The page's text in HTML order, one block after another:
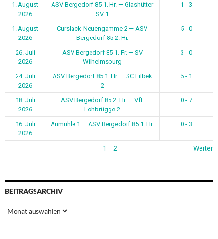
1. August
2026
ASV Bergedorf 85 1. Hr. — Glashütter
SV 1
1 - 3
1. August
2026
Curslack-Neuengamme 2 — ASV
Bergedorf 85 2. Hr.
5 - 0
26. Juli
2026
ASV Bergedorf 85 1. Fr. — SV
Wilhelmsburg
3 - 0
24. Juli
2026
ASV Bergedorf 85 1. Hr. — SC Eilbek
2
5 - 1
18. Juli
2026
ASV Bergedorf 85 2. Hr. — VfL
Lohbrügge 2
0 - 7
16. Juli
2026
Aumühle 1 — ASV Bergedorf 85 1. Hr. 0 - 3
1 2 Weiter
BEITRAGSARCHIV
Beitragsarchiv